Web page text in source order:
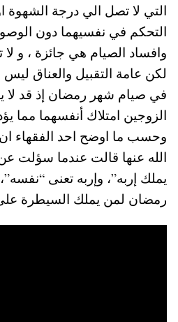
التي لا تصل الي درجة الشهوة
التحكم في نفسيهما دون
وافساد الصيام هي جائزة ، و
لكن عامة التقبيل والعناق
في صيام شهر رمضان إذ قد لا
الزوجين امتلاك أنفسهما مما
وحسب ما اوضح احد الفقهاء
الله عنها قالت عندما سؤلت
يملك إربه”، وإربه تعنى
رمضان لمن يملك السيطرة